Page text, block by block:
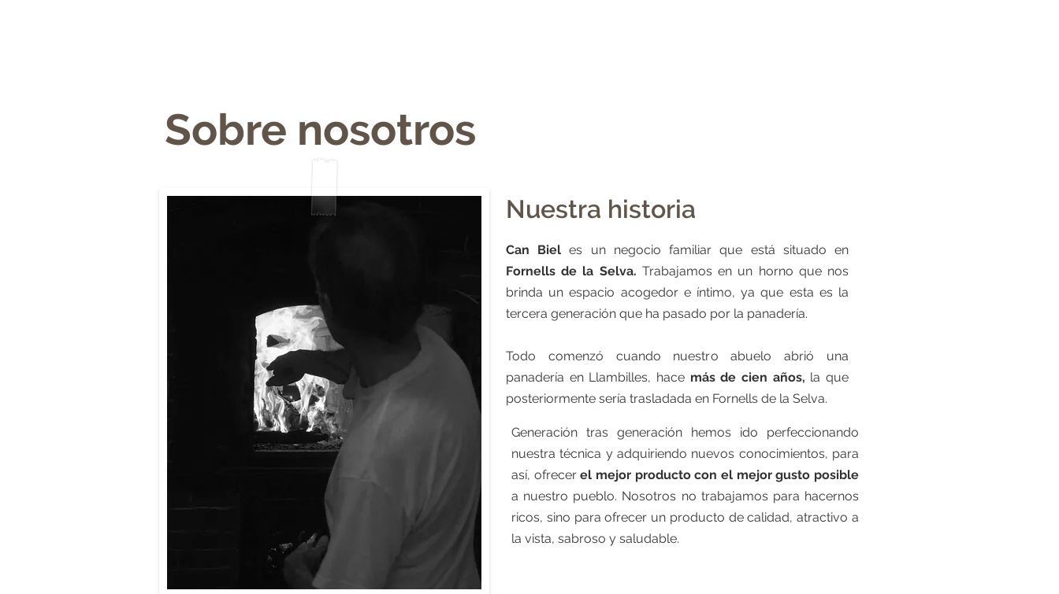
Sobre nosotros
Nuestra historia
Can Biel es un negocio familiar que está situado en
Fornells de la Selva. Trabajamos en un horno que nos
brinda un espacio acogedor e íntimo, ya que esta es la
tercera generación que ha pasado por la panadería.
Todo comenzó cuando nuestro abuelo abrió una
panadería en Llambilles, hace más de cien años, la que
posteriormente sería trasladada en Fornells de la Selva.
Generación tras generación hemos ido perfeccionando
nuestra técnica y adquiriendo nuevos conocimientos, para
así, ofrecerel mejor producto con el mejor gusto posible
a nuestro pueblo. Nosotros no trabajamos para hacernos
ricos, sino para ofrecer un producto de calidad, atractivo a
la vista, sabroso y saludable.